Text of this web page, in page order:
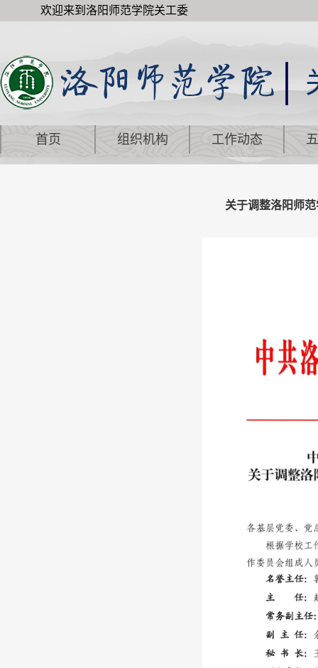
欢迎来到洛阳师范学院关工委
首页 组织机构 工作动态
关于调整洛阳师